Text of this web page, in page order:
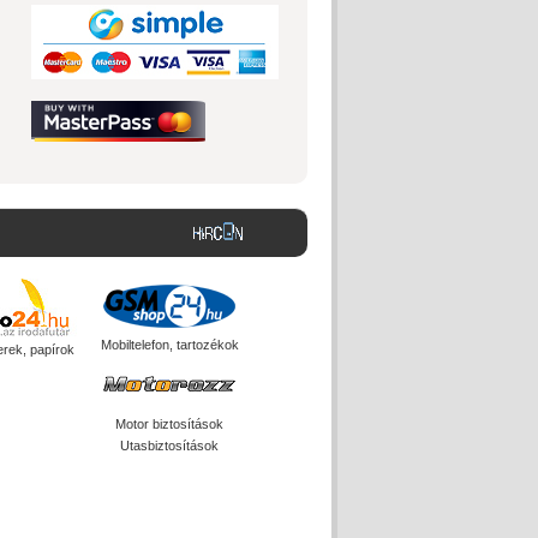
papírok
Mobiltelefon, tartozékok
Motor biztosítások
Utasbiztosítások